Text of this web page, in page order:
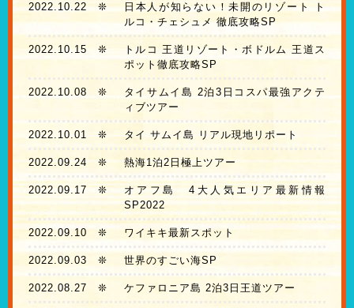
2022.10.22 ❊
日本人が知らない！未開のリゾート ト
ルコ・チェシュメ 徹底攻略SP
2022.10.15 ❊
トルコ 王道リゾート・ボドルム 王道ス
ポット徹底攻略SP
2022.10.08 ❊
タイサムイ島 2泊3日コスパ最強アクテ
ィブツアー
2022.10.01 ❊ タイ サムイ島 リアル現地リポート
2022.09.24 ❊ 熱海1泊2日極上ツアー
2022.09.17 ❊
オアフ島 4大人気エリア最新情報
SP2022
2022.09.10 ❊ ワイキキ最新スポット
2022.09.03 ❊ 世界のすごい海SP
2022.08.27 ❊ ケファロニア島 2泊3日王道ツアー